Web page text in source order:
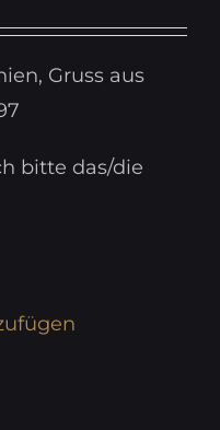
Gruss aus
bitte das/die